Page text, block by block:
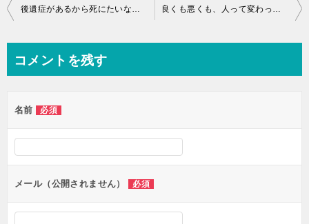
投
ビ
ー
シ
ン
後遺症があるから死にたいなんて選択肢はありません！ 良くも悪くも、人って変わっていくんですよ♪
コメントを残す
名前 必須
メール（公開されません） 必須